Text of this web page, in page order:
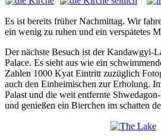
Es ist bereits früher Nachmittag. Wir
ein wenig zu ruhen und ein verspätetes
Der nächste Besuch ist der Kandawgyi-
Palace. Es sieht aus wie ein
Zahlen 1000 Kyat Eintritt zuzüglich
auch den Einheimischen zur Erholung.
Palast und die weit entfernte
und genießen ein Bierchen im schatten